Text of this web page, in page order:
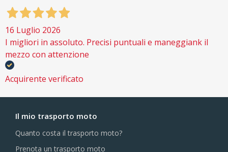
16 Luglio 2026
I migliori in assoluto. Precisi puntuali e maneggiank il
mezzo con attenzione
Acquirente verificato
Il mio trasporto moto
Quanto costa il trasporto moto?
Prenota un trasporto moto